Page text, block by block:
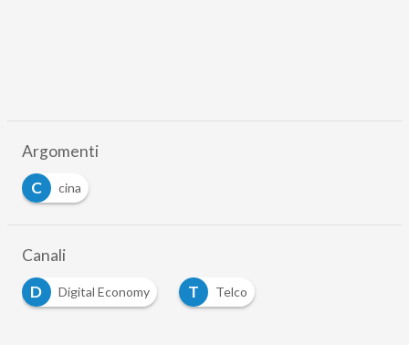
Argomenti
C
cina
Canali
D
Digital Economy T Telco